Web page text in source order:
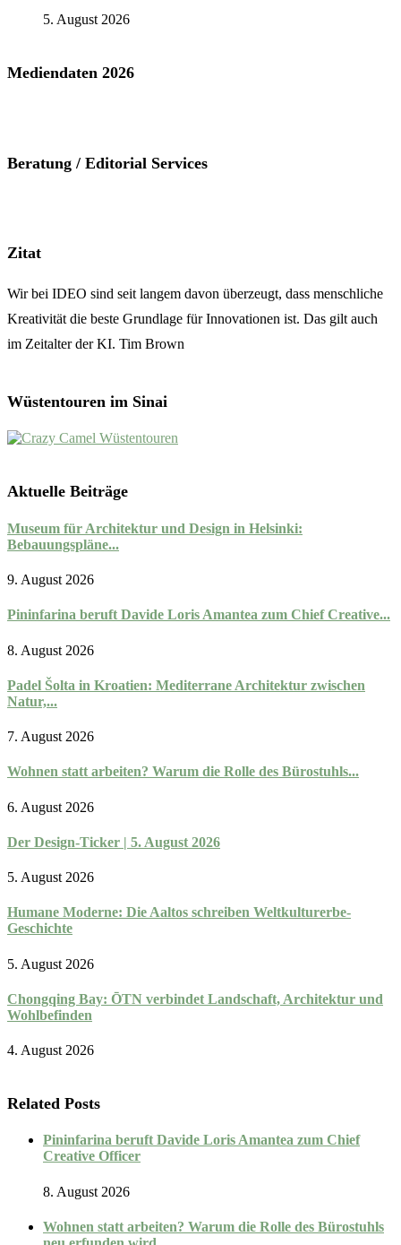
5. August 2026
Mediendaten 2026
Beratung / Editorial Services
Zitat
Wir bei IDEO sind seit langem davon überzeugt, dass menschliche
Kreativität die beste Grundlage für Innovationen ist. Das gilt auch
im Zeitalter der KI. Tim Brown
Wüstentouren im Sinai
Aktuelle Beiträge
Museum für Architektur und Design in Helsinki:
Bebauungspläne...
9. August 2026
Pininfarina beruft Davide Loris Amantea zum Chief Creative...
8. August 2026
Padel Šolta in Kroatien: Mediterrane Architektur zwischen
Natur,...
7. August 2026
Wohnen statt arbeiten? Warum die Rolle des Bürostuhls...
6. August 2026
Der Design-Ticker | 5. August 2026
5. August 2026
Humane Moderne: Die Aaltos schreiben Weltkulturerbe-
Geschichte
5. August 2026
Chongqing Bay: ŌTN verbindet Landschaft, Architektur und
Wohlbefinden
4. August 2026
Related Posts
Pininfarina beruft Davide Loris Amantea zum Chief
Creative Officer
8. August 2026
Wohnen statt arbeiten? Warum die Rolle des Bürostuhls